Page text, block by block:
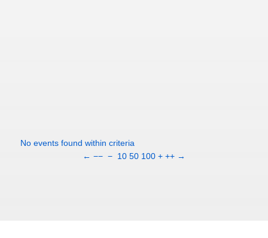
No events found within criteria
← −− − 10 50 100 + ++ →